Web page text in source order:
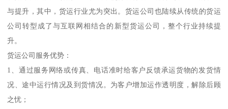
与提升，其中，货运行业尤为突出。货运公司也陆续从传统的货运
公司转型成了与互联网相结合的新型货运公司，整个行业持续提
升。
货运公司服务优势：
1、通过服务网络或传真、电话准时给客户反馈承运货物的发货情
况、途中运行情况及到货情况。为客户增加运作透明度，解除后顾
之忧；